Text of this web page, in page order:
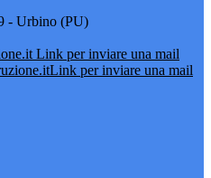
- Urbino (PU)
Link per inviare una mail
Link per inviare una mail